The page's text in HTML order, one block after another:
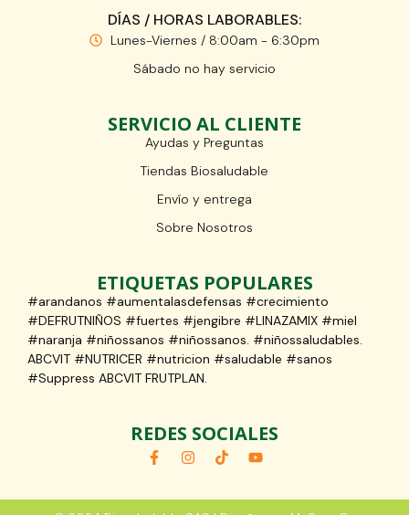
DÍAS / HORAS LABORABLES:
Lunes-Viernes / 8:00am - 6:30pm
Sábado no hay servicio
SERVICIO AL CLIENTE
Ayudas y Preguntas
Tiendas Biosaludable
Envío y entrega
Sobre Nosotros
ETIQUETAS POPULARES
#arandanos #aumentalasdefensas #crecimiento
#DEFRUTNIÑOS #fuertes #jengibre #LINAZAMIX #miel
#naranja #niñossanos #niñossanos. #niñossaludables.
ABCVIT #NUTRICER #nutricion #saludable #sanos
#Suppress ABCVIT FRUTPLAN.
REDES SOCIALES